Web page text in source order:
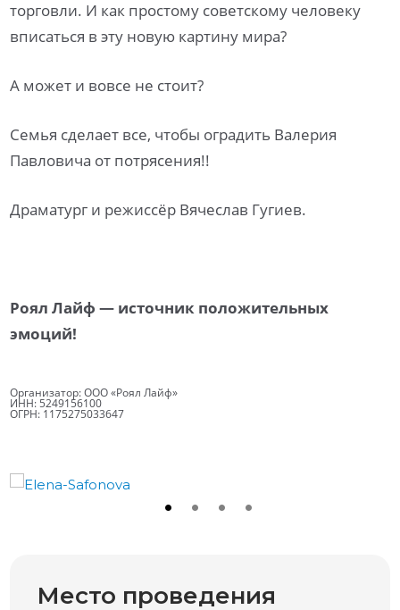
торговли. И как простому советскому человеку
вписаться в эту новую картину мира?
А может и вовсе не стоит?
Семья сделает все, чтобы оградить Валерия
Павловича от потрясения!!
Драматург и режиссёр Вячеслав Гугиев.
Роял Лайф — источник положительных
эмоций!
Организатор: ООО «Роял Лайф»
ИНН: 5249156100
ОГРН: 1175275033647
Место проведения